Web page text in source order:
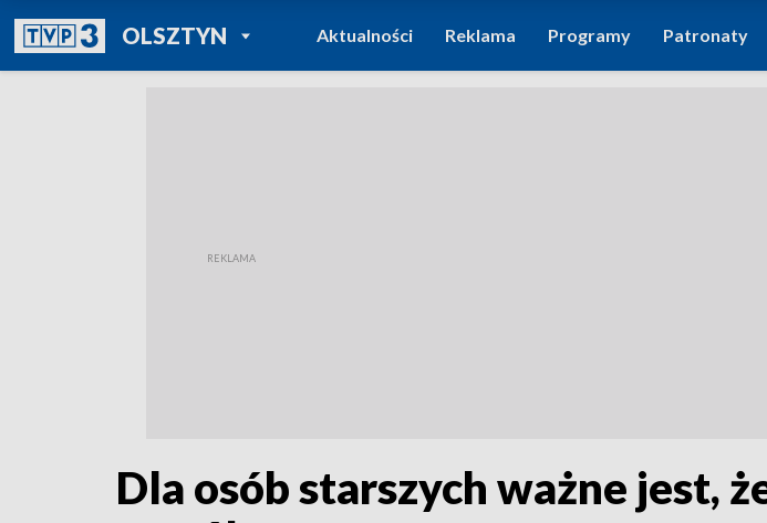
OLSZTYNPOWRÓT DO
TVP REGIONY
Aktualności Reklama Programy Patronaty
Dla osób starszych ważne jest,